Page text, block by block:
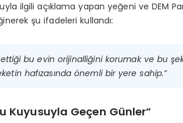
ilgili açıklama yapan yeğeni ve DEM
şu ifadeleri kullandı:
ettiği bu evin orijinalliğini korumak ve bu
hafızasında önemli bir yere sahip.”
Kuyusuyla Geçen Günler”